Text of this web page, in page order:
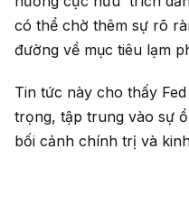
có thể chờ thêm sự rõ
đường về mục tiêu lạm
Tin tức này cho thấy
trọng, tập trung vào sự
bối cảnh chính trị và